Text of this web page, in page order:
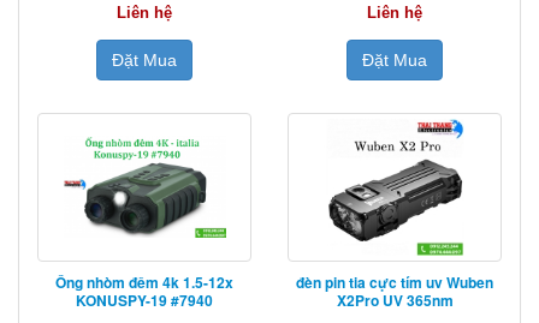
Liên hệ
Đặt Mua
Liên hệ
Đặt Mua
Ống nhòm đêm 4k 1.5-12x
KONUSPY-19 #7940
đèn pin tia cực tím uv Wuben
X2Pro UV 365nm